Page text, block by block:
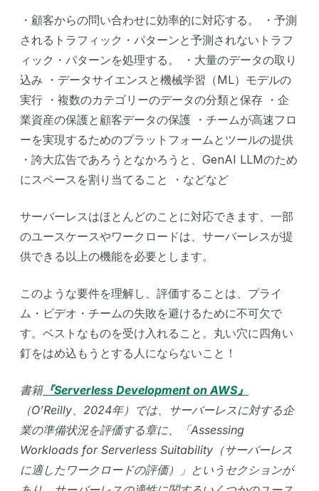
・顧客からの問い合わせに効率的に対応する。 ・予測
されるトラフィック・パターンと予測されないトラフ
ィック・パターンを処理する。 ・大量のデータの取り
込み ・データサイエンスと機械学習（ML）モデルの
実行 ・複数のカテゴリーのデータの分類と保存 ・企
業資産の保護と顧客データの保護 ・チームが高速フロ
ーを実現するためのプラットフォームとツールの提供
・誇大広告であろうとなかろうと、GenAI LLMのため
にスペースを割り当てること ・などなど
サーバーレスはほとんどのことに対応できます、一部
のユースケースやワークロードは、サーバーレスが提
供できる以上の機能を必要とします。
このような要件を理解し、評価することは、プライ
ム・ビデオ・チームの失敗を避けるために不可欠で
す。ベストなものを受け入れること。丸い穴に四角い
釘をはめ込もうとする人にならないこと！
書籍『Serverless Development on AWS』
（O’Reilly、2024年）では、サーバーレスに対する企
業の準備状況を評価する章に、「Assessing
Workloads for Serverless Suitability（サーバーレス
に適したワークロードの評価）」というセクションが